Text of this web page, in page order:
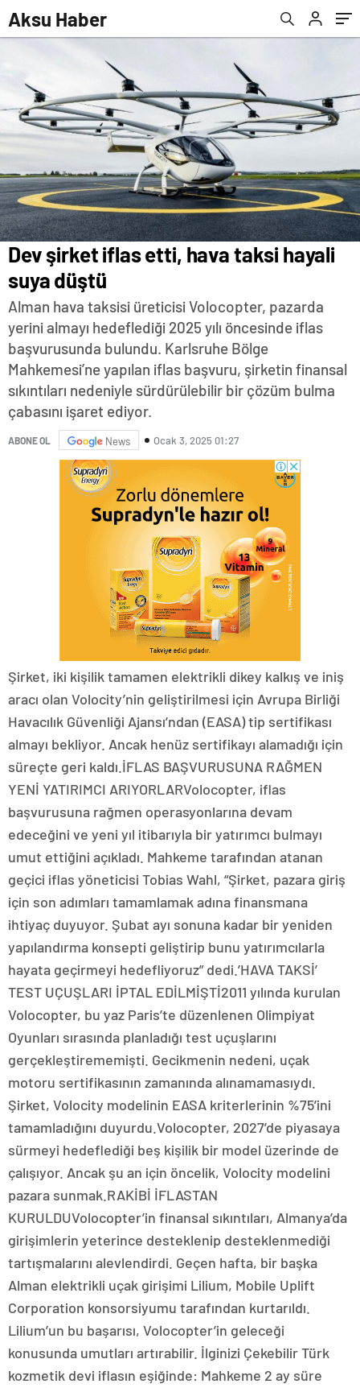
Aksu Haber
Dev şirket iflas etti, hava taksi hayali
suya düştü
Alman hava taksisi üreticisi Volocopter, pazarda
yerini almayı hedeflediği 2025 yılı öncesinde iflas
başvurusunda bulundu. Karlsruhe Bölge
Mahkemesi’ne yapılan iflas başvuru, şirketin finansal
sıkıntıları nedeniyle sürdürülebilir bir çözüm bulma
çabasını işaret ediyor.
ABONE OL News Ocak 3, 2025 01:27
Şirket, iki kişilik tamamen elektrikli dikey kalkış ve iniş
aracı olan Volocity’nin geliştirilmesi için Avrupa Birliği
Havacılık Güvenliği Ajansı’ndan (EASA) tip sertifikası
almayı bekliyor. Ancak henüz sertifikayı alamadığı için
süreçte geri kaldı.İFLAS BAŞVURUSUNA RAĞMEN
YENİ YATIRIMCI ARIYORLARVolocopter, iflas
başvurusuna rağmen operasyonlarına devam
edeceğini ve yeni yıl itibarıyla bir yatırımcı bulmayı
umut ettiğini açıkladı. Mahkeme tarafından atanan
geçici iflas yöneticisi Tobias Wahl, “Şirket, pazara giriş
için son adımları tamamlamak adına finansmana
ihtiyaç duyuyor. Şubat ayı sonuna kadar bir yeniden
yapılandırma konsepti geliştirip bunu yatırımcılarla
hayata geçirmeyi hedefliyoruz” dedi.’HAVA TAKSİ’
TEST UÇUŞLARI İPTAL EDİLMİŞTİ2011 yılında kurulan
Volocopter, bu yaz Paris’te düzenlenen Olimpiyat
Oyunları sırasında planladığı test uçuşlarını
gerçekleştirememişti. Gecikmenin nedeni, uçak
motoru sertifikasının zamanında alınamamasıydı.
Şirket, Volocity modelinin EASA kriterlerinin %75’ini
tamamladığını duyurdu.Volocopter, 2027’de piyasaya
sürmeyi hedeflediği beş kişilik bir model üzerinde de
çalışıyor. Ancak şu an için öncelik, Volocity modelini
pazara sunmak.RAKİBİ İFLASTAN
KURULDUVolocopter’in finansal sıkıntıları, Almanya’da
girişimlerin yeterince desteklenip desteklenmediği
tartışmalarını alevlendirdi. Geçen hafta, bir başka
Alman elektrikli uçak girişimi Lilium, Mobile Uplift
Corporation konsorsiyumu tarafından kurtarıldı.
Lilium’un bu başarısı, Volocopter’in geleceği
konusunda umutları artırabilir. İlginizi Çekebilir Türk
kozmetik devi iflasın eşiğinde: Mahkeme 2 ay süre